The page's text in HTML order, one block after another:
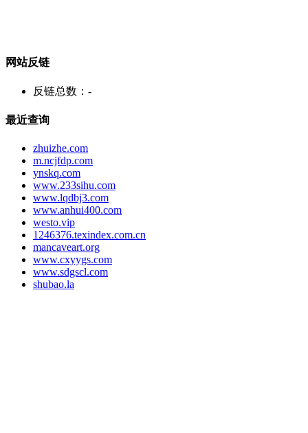
网站反链
反链总数： -
最近查询
zhuizhe.com
m.ncjfdp.com
ynskq.com
www.233sihu.com
www.lqdbj3.com
www.anhui400.com
westo.vip
1246376.texindex.com.cn
mancaveart.org
www.cxyygs.com
www.sdgscl.com
shubao.la